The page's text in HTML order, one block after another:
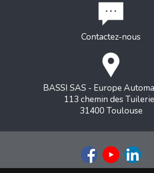
Contactez-nous
BASSI SAS - Europe
113 chemin des
31400 Toulouse